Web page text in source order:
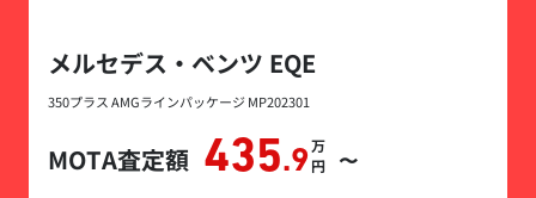
メルセデス・ベンツ EQE
350プラス AMGラインパッケージ MP202301
MOTA査定額 435.9万円 〜